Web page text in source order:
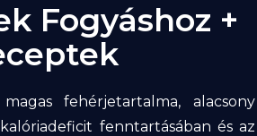
Fogyáshoz +
fehérjetartalma, alacsony
fenntartásában és az